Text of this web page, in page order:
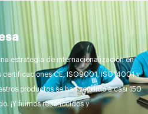
estrategia de internacionalización en
certificaciones CE, ISO9001, ISO14001 y
productos se han vendido a casi 150
¡Y fuimos reconocidos y